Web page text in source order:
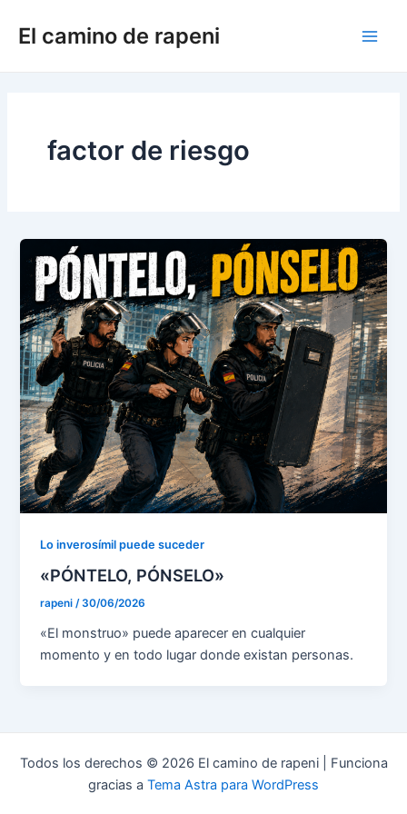
El camino de rapeni
factor de riesgo
Lo inverosímil puede suceder
«PÓNTELO, PÓNSELO»
rapeni/30/06/2026
«El monstruo» puede aparecer en cualquier
momento y en todo lugar donde existan personas.
Todos los derechos © 2026 El camino de rapeni | Funciona
gracias a Tema Astra para WordPress